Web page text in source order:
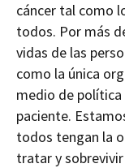
cáncer tal como
todos. Por más
vidas de las
como la única
medio de política
paciente.
todos tengan la
tratar y sobrevivir